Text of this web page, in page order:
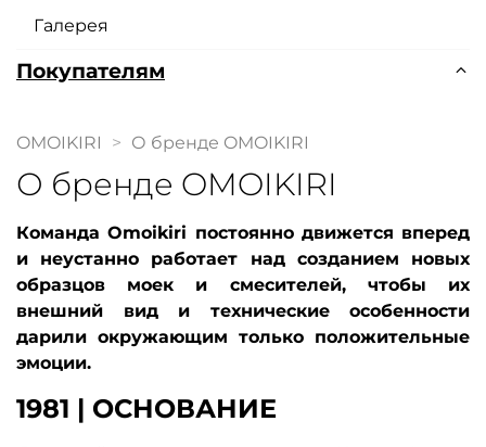
OMOIKIRI О бренде OMOIKIRI
О бренде OMOIKIRI
Команда Omoikiri постоянно движется вперед
и неустанно работает над созданием новых
образцов моек и смесителей, чтобы их
внешний вид и технические особенности
дарили окружающим только положительные
эмоции.
1981 | ОСНОВАНИЕ
Галерея
Покупателям